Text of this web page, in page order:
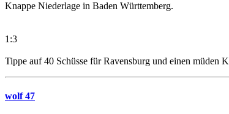
Knappe Niederlage in Baden Württemberg.
1:3
Tippe auf 40 Schüsse für Ravensburg und einen müden
wolf 47